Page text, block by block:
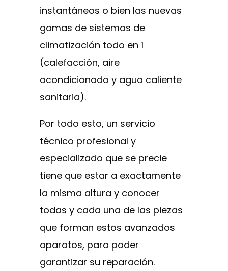
instantáneos o bien las nuevas
gamas de sistemas de
climatización todo en 1
(calefacción, aire
acondicionado y agua caliente
sanitaria).
Por todo esto, un servicio
técnico profesional y
especializado que se precie
tiene que estar a exactamente
la misma altura y conocer
todas y cada una de las piezas
que forman estos avanzados
aparatos, para poder
garantizar su reparación.